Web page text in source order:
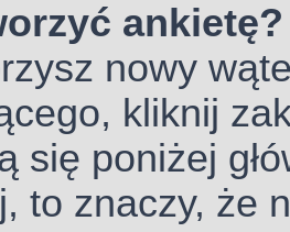
ankietę?
nowy
kliknij
się poniżej
to znaczy, że